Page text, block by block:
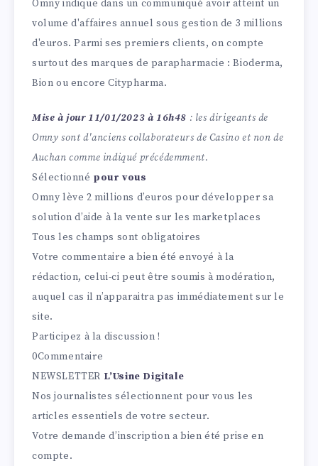
Omny indique dans un communiqué avoir atteint un
volume d'affaires annuel sous gestion de 3 millions
d'euros. Parmi ses premiers clients, on compte
surtout des marques de parapharmacie : Bioderma,
Bion ou encore Citypharma.
Mise à jour 11/01/2023 à 16h48 : les dirigeants de
Omny sont d'anciens collaborateurs de Casino et non de
Auchan comme indiqué précédemment.
Sélectionné pour vous
Omny lève 2 millions d’euros pour développer sa
solution d’aide à la vente sur les marketplaces
Tous les champs sont obligatoires
Votre commentaire a bien été envoyé à la
rédaction, celui-ci peut être soumis à modération,
auquel cas il n’apparaitra pas immédiatement sur le
site.
Participez à la discussion !
0Commentaire
NEWSLETTER L’Usine Digitale
Nos journalistes sélectionnent pour vous les
articles essentiels de votre secteur.
Votre demande d’inscription a bien été prise en
compte.